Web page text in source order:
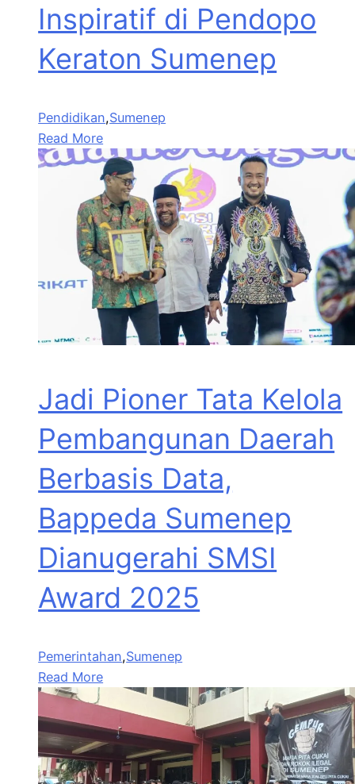
Inspiratif di Pendopo
Keraton Sumenep
Pendidikan,Sumenep
Read More
Jadi Pioner Tata Kelola
Pembangunan Daerah
Berbasis Data,
Bappeda Sumenep
Dianugerahi SMSI
Award 2025
Pemerintahan,Sumenep
Read More